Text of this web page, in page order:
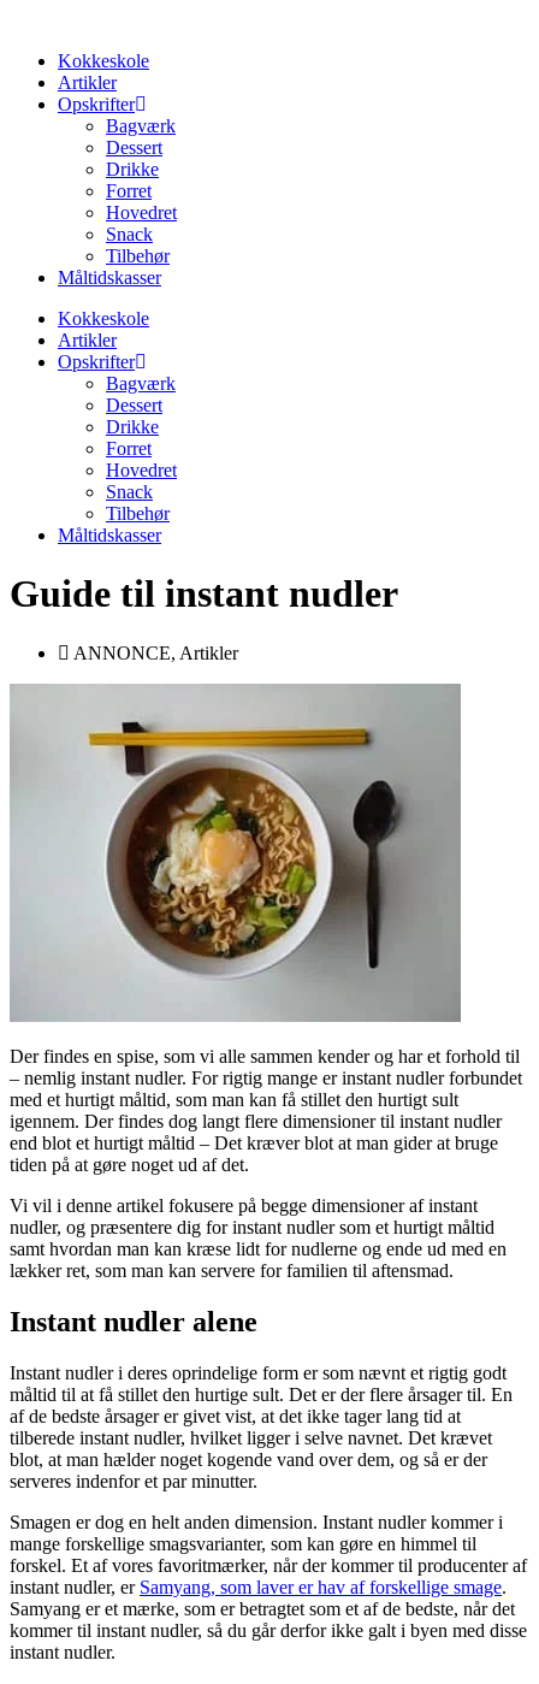
indholdKokkeskole
Artikler
Opskrifter
Bagværk
Dessert
Drikke
Forret
Hovedret
Snack
Tilbehør
Måltidskasser
Kokkeskole
Artikler
Opskrifter
Bagværk
Dessert
Drikke
Forret
Hovedret
Snack
Tilbehør
Måltidskasser
Guide til instant nudler
ANNONCE, Artikler
Der findes en spise, som vi alle sammen kender og har et forhold til
– nemlig instant nudler. For rigtig mange er instant nudler forbundet
med et hurtigt måltid, som man kan få stillet den hurtigt sult
igennem. Der findes dog langt flere dimensioner til instant nudler
end blot et hurtigt måltid – Det kræver blot at man gider at bruge
tiden på at gøre noget ud af det.
Vi vil i denne artikel fokusere på begge dimensioner af instant
nudler, og præsentere dig for instant nudler som et hurtigt måltid
samt hvordan man kan kræse lidt for nudlerne og ende ud med en
lækker ret, som man kan servere for familien til aftensmad.
Instant nudler alene
Instant nudler i deres oprindelige form er som nævnt et rigtig godt
måltid til at få stillet den hurtige sult. Det er der flere årsager til. En
af de bedste årsager er givet vist, at det ikke tager lang tid at
tilberede instant nudler, hvilket ligger i selve navnet. Det krævet
blot, at man hælder noget kogende vand over dem, og så er der
serveres indenfor et par minutter.
Smagen er dog en helt anden dimension. Instant nudler kommer i
mange forskellige smagsvarianter, som kan gøre en himmel til
forskel. Et af vores favoritmærker, når der kommer til producenter af
instant nudler, er Samyang, som laver er hav af forskellige smage.
Samyang er et mærke, som er betragtet som et af de bedste, når det
kommer til instant nudler, så du går derfor ikke galt i byen med disse
instant nudler.